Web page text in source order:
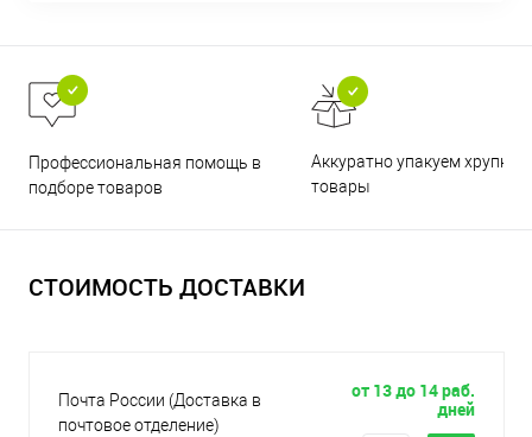
Профессиональная помощь в
подборе товаров
Аккуратно упакуем хрупкие
товары
СТОИМОСТЬ ДОСТАВКИ
Почта России (Доставка в
почтовое отделение)
от 13 до 14 раб.
дней